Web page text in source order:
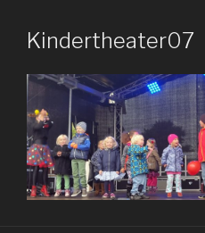
Kindertheater07